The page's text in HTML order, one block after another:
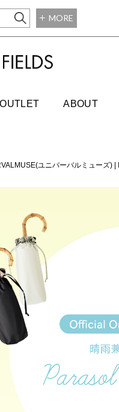
MORE
OUTLET ABOUT
ユニバーバルミューズ)